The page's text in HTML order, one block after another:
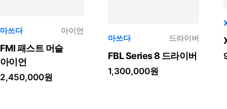
마쓰다 아이언
FMI 패스트 머슬
아이언
2,450,000원
마쓰다 드라이버
FBL Series 8 드라이버
1,300,000원